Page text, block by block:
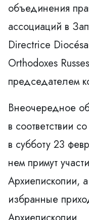
объединения
ассоциаций в
Directrice
Orthodoxes
председателем
Внеочередное
в соответствии
в субботу 23
нем примут
Архиепископии,
избранные